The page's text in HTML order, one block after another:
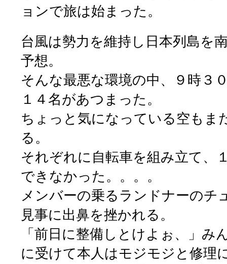
ョンで旅は始まった。
台風は勢力を維持し日本列島を
予想。
そんな最悪な環境の中、９時３
１４名があつまった。
ちょっと気になっている空もま
る。
それぞれに自転車を組み立て、
できなかった。。。。
メンバーの乗るランドナーのチ
見事に出鼻を挫かれる。
「前日に整備しとけよぉ、」み
に受けて本人はモジモジと修理